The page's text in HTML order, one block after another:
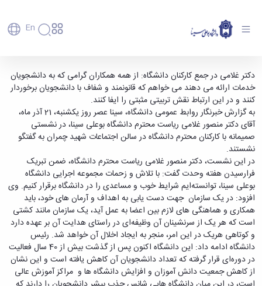
دانشگاه
تاریخچه
و
معرفی
برنامه
راهبردی
دانشگاه
نقشه
دانشگاه
ساختار
سازمانی
سازمان
دانشگاه
حوزه
ریاست
معاونت
توسعه
مدیریت
آموزش
پذیرش
کارشناسی
تحصیلات
تکمیلی
پسا
دکترا
استعدادهای
درخشان
دانشجویان
غیرایرانی
مهمانی
و
انتقال
حمایت‌های
تحصیلی
تحصیل
در
پژوهش
فناوری و
کارآفرینی
دفتر
ارتباط
با
صنعت
پردیس
علم
و
فناوری
مراکز
تحقیقات
و فناوری
پژوهشکده
شیمی
گیاهی
دانشکده‌ها
پردیس
اصلی
مهندسی
کشاورزی
شیمی
و
علوم
نفت
علوم
انسانی
هنر
و
معماری
دامپزشکی
علوم
رفاهی
رفاهی
پرسنل
اداره
رفاه
کارکنان
مهمانسرای
دانشگاه
رفاهی
دانشجویان
مدیریت
امور
دانشجویان
مرکز
مشاوره
اعضای
هیأت
علمی
کارکنان
دانشجویان
فارغ
التحصیلان
فوق
برنامه
فعالیت‌های
دانشجویی
انجمن‌های
علمی
دانشجویی
تشکل‌های
پایگاه
خبری
بسنا
پیشخوان
احراز
هویت
ارتباط
کارکنان دانشگاه، قانونمند و شفاف با دانشجویان
برخورد کنند - دانشگاه بوعلی سینا همدان
دکتر غلامی در جمع کارکنان دانشگاه: از همه همکاران گرامی که به دانشجویان
خدمات ارائه می دهند می خواهم که قانونمند و شفاف با دانشجویان برخوردار
کنند و در این ارتباط نقش تربیتی مثبتی را ایفا کنند.
به گزارش خبرنگار روابط عمومی دانشگاه، سینا عصر روز یکشنبه، 21 آذر ماه،
آقای دکتر منصور غلامی ریاست محترم دانشگاه بوعلی سینا، در نشستی
صمیمانه با کارکنان محترم دانشگاه در سالن اجتماعات شهید چمران به گفتگو
نشستند.
در این نشست، دکتر منصور غلامی ریاست محترم دانشگاه، ضمن تبریک
فرارسیدن هفته وحدت گفت: با تلاش و زحمات مجموعه اجرایی دانشگاه
بوعلی سینا، توانسته‌ایم شرایط خوب و مساعدی را در دانشگاه برقرار کنیم. وی
افزود: در یک سازمان جهت دست یابی به اهداف و آرمان های خود، باید
همکاری و هماهنگی‌ های لازم بین اعضا به عمل آید، یک سازمان مانند کشتی
است که هر یک از سرنشینان آن وظیفه‌ای در راستای هدایت آن بر عهده دارد
و کوتاهی هریک در این امر، منجر به ایجاد اخلال آن خواهد شد. رئیس
دانشگاه ادامه داد: این دانشگاه اکنون پس از گذشت بیش از 40 سال فعالیت
در دوره‌ای قرار گرفته که تعداد دانشجویان آن کاهش یافته است و این نشان
از کاهش جمعیت دانش آموزان و افزایش دانشگاه ها و مراکز آموزش عالی